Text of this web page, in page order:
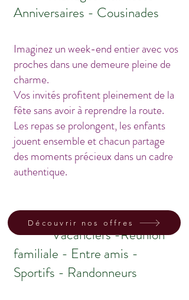
Anniversaires - Cousinades
Imaginez un week-end entier avec vos
proches dans une demeure pleine de
charme.
Vos invités profitent pleinement de la
fête sans avoir à reprendre la route.
Les repas se prolongent, les enfants
jouent ensemble et chacun partage
des moments précieux dans un cadre
authentique.
Vacanciers -Réunion
familiale - Entre amis -
Sportifs - Randonneurs
Découvrir nos offres